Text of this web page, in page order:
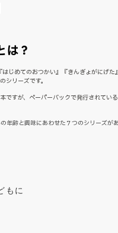
は？
じめてのおつかい』『きんぎょがにげた
シリーズです。
ですが、ペーパーバックで発行されてい
年齢と興味にあわせた７つのシリーズが
もに